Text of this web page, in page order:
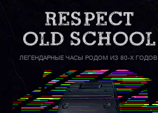
ЛЕГЕНДАРНЫЕ ЧАСЫ РОДОМ ИЗ 80-Х ГОДОВ